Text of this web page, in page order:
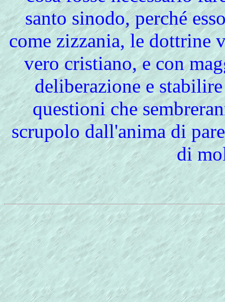
santo sinodo, perché
come zizzania, le dottrine
vero cristiano, e con
deliberazione e
questioni che
scrupolo dall'anima di
di